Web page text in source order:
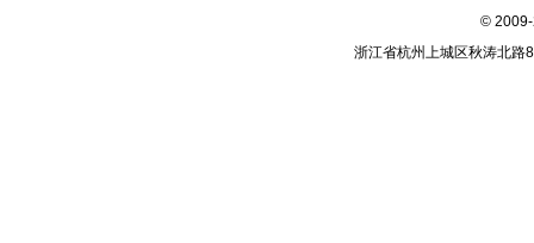
© 2009-
浙江省杭州上城区秋涛北路